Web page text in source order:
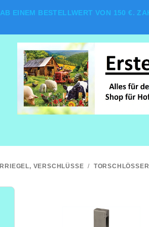
EINEM BESTELLWERT VON 150 €.
VERSCHLÜSSE / TORSCHLÖSSER